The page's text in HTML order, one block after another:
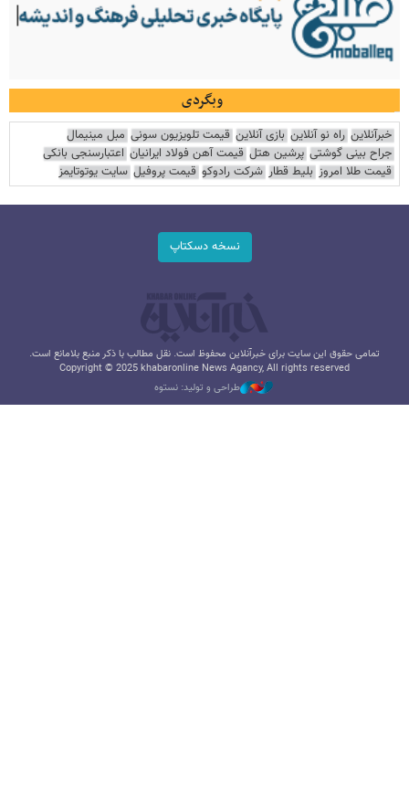
وبگردی
خبرآنلاین راه نو آنلاین بازی آنلاین قیمت تلویزیون سونی مبل مینیمال
جراح بینی گوشتی پرشین هتل قیمت آهن فولاد ایرانیان اعتبارسنجی بانکی
قیمت طلا امروز بلیط قطار شرکت رادوکو قیمت پروفیل سایت یوتوتایمز
نسخه دسکتاپ
تمامی حقوق این سایت برای خبرآنلاین محفوظ است. نقل مطالب با ذکر منبع بلامانع است.
Copyright © 2025 khabaronline News Agancy, All rights reserved
طراحی و تولید: نستوه